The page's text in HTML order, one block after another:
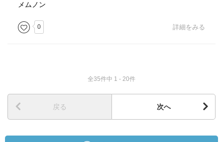
メムノン
0 詳細をみる
全35件中 1 - 20件
戻る 次へ